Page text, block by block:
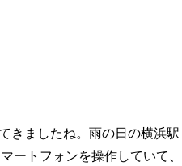
きましたね。雨の日の横浜駅
ートフォンを操作していて、